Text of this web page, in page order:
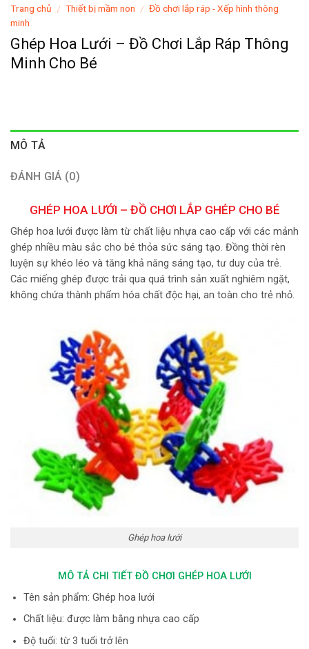
Trang chủ / Thiết bị mầm non / Đồ chơi lắp ráp - Xếp hình thông
minh
Ghép Hoa Lưới – Đồ Chơi Lắp Ráp Thông
Minh Cho Bé
MÔ TẢ
ĐÁNH GIÁ (0)
GHÉP HOA LƯỚI – ĐỒ CHƠI LẮP GHÉP CHO BÉ
Ghép hoa lưới được làm từ chất liệu nhựa cao cấp với các mảnh
ghép nhiều màu sắc cho bé thỏa sức sáng tạo. Đồng thời rèn
luyện sự khéo léo và tăng khả năng sáng tạo, tư duy của trẻ.
Các miếng ghép được trải qua quá trình sản xuất nghiêm ngặt,
không chứa thành phẩm hóa chất độc hại, an toàn cho trẻ nhỏ.
Ghép hoa lưới
MÔ TẢ CHI TIẾT ĐỒ CHƠI GHÉP HOA LƯỚI
Tên sản phẩm: Ghép hoa lưới
Chất liệu: được làm bằng nhựa cao cấp
Độ tuổi: từ 3 tuổi trở lên